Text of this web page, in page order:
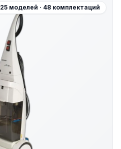
25 моделей · 48 комплектаций